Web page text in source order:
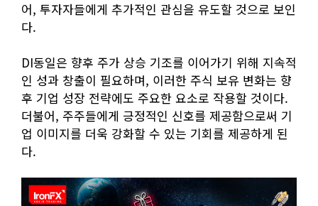
어, 투자자들에게 추가적인 관심을 유도할 것으로 보인
다.
DI동일은 향후 주가 상승 기조를 이어가기 위해 지속적
인 성과 창출이 필요하며, 이러한 주식 보유 변화는 향
후 기업 성장 전략에도 주요한 요소로 작용할 것이다.
더불어, 주주들에게 긍정적인 신호를 제공함으로써 기
업 이미지를 더욱 강화할 수 있는 기회를 제공하게 된
다.